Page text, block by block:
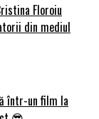
Floroiu
din mediul
într-un film la